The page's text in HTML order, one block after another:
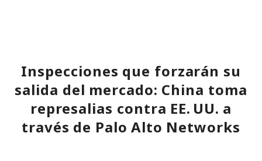
embargo, el análisis de
Microsoft.UpdateServices.ContentSyncAgent.dll reveló una
excepción en la lógica de comprobación. Para archivos con
la extensión .txt o .esd la verificación del certificado se
omite. En el laboratorio renombraron la carga maliciosa
Inspecciones que forzarán su
salida del mercado: China toma
represalias contra EE. UU. a
través de Palo Alto Networks